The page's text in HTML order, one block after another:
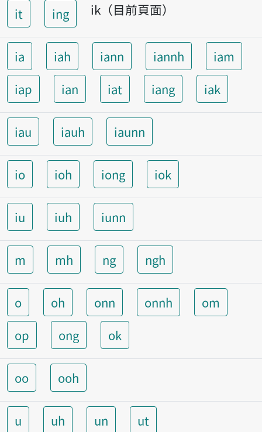
it
ing ik（目前頁面）
ia iah iann iannh
iam
iap
ian iat iang iak
iau iauh iaunn
io ioh iong iok
iu iuh iunn
m mh ng ngh
o oh onn onnh
om
op
ong ok
oo ooh
u uh un ut